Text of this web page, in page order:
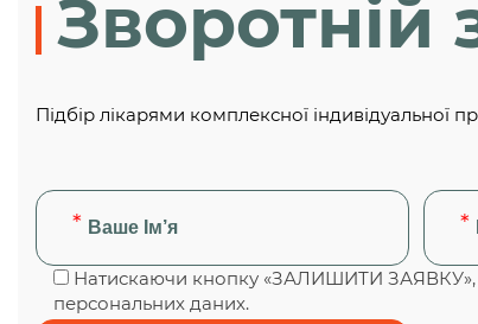
Зворотній
Підбір лікарями комплексної індивідуальної
Натискаючи кнопку «ЗАЛИШИТИ ЗАЯВКУ»,
персональних даних.